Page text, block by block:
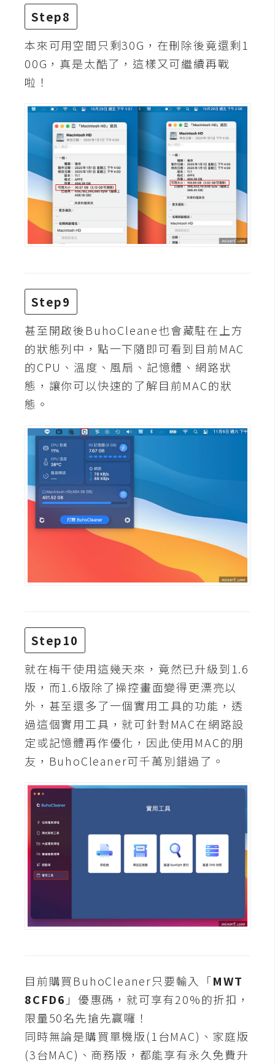
U
X
R
W
網
P
P
c
k
e
r
伺
服
設
定
費
版
型
M
A
C
開
箱
開
發
熱
門
全
站
導
覽
Step8
本來可用空間只剩30G，在刪除後竟還剩1
00G，真是太酷了，這樣又可繼續再戰
啦！
Step9
甚至開啟後BuhoCleane也會藏駐在上方
的狀態列中，點一下隨即可看到目前MAC
的CPU、溫度、風扇、記憶體、網路狀
態，讓你可以快速的了解目前MAC的狀
態。
Step10
就在梅干使用這幾天來，竟然已升級到1.6
版，而1.6版除了操控畫面變得更漂亮以
外，甚至還多了一個實用工具的功能，透
過這個實用工具，就可針對MAC在網路設
定或記憶體再作優化，因此使用MAC的朋
友，BuhoCleaner可千萬別錯過了。
目前購買BuhoCleaner只要輸入「MWT
8CFD6 」優惠碼，就可享有20%的折扣，
限量50名先搶先贏囉！
同時無論是購買單機版(1台MAC)、家庭版
(3台MAC)、商務版，都能享有永久免費升